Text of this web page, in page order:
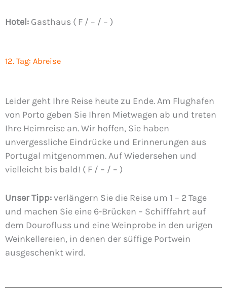
Hotel: Gasthaus ( F / – / – )
12. Tag: Abreise
Leider geht Ihre Reise heute zu Ende. Am Flughafen
von Porto geben Sie Ihren Mietwagen ab und treten
Ihre Heimreise an. Wir hoffen, Sie haben
unvergessliche Eindrücke und Erinnerungen aus
Portugal mitgenommen. Auf Wiedersehen und
vielleicht bis bald! ( F / – / – )
Unser Tipp:verlängern Sie die Reise um 1 – 2 Tage
und machen Sie eine 6-Brücken – Schifffahrt auf
dem Dourofluss und eine Weinprobe in den urigen
Weinkellereien, in denen der süffige Portwein
ausgeschenkt wird.